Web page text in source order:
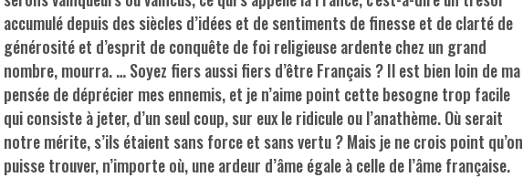
accumulé depuis des siècles d’idées et de sentiments de finesse et de clarté de
générosité et d’esprit de conquête de foi religieuse ardente chez un grand
nombre, mourra. … Soyez fiers aussi fiers d’être Français ? Il est bien loin de ma
pensée de déprécier mes ennemis, et je n’aime point cette besogne trop facile
qui consiste à jeter, d’un seul coup, sur eux le ridicule ou l’anathème. Où serait
notre mérite, s’ils étaient sans force et sans vertu ? Mais je ne crois point qu’on
puisse trouver, n’importe où, une ardeur d’âme égale à celle de l’âme française.